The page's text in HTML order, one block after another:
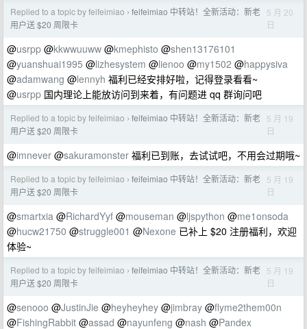
Replied to a topic by feifeimiao › feifeimiao 中转站！全新活动：新老
用户送 $20 周限卡
5 月 20
日
@usrpp @kkwwuuww @kmephisto @shen13176101
@yuanshuai1995 @lizhesystem @lienoo @my1502 @happysiva
@adamwang @lennyh 福利已经安排好啦，记得登录看看~
@usrpp 国内理论上能放访问到来着，有问题进 qq 群询问吧
Replied to a topic by feifeimiao › feifeimiao 中转站！全新活动：新老
用户送 $20 周限卡
5 月 19
日
@imnever @sakuramonster 福利已到账，去试试吧，不用会过期哦~
Replied to a topic by feifeimiao › feifeimiao 中转站！全新活动：新老
用户送 $20 周限卡
5 月 19
日
@smartxia @RichardYyf @mouseman @ljspython @me1onsoda
@hucw21750 @struggle001 @Nexone 已补上 $20 注册福利，欢迎
体验~
Replied to a topic by feifeimiao › feifeimiao 中转站！全新活动：新老
用户送 $20 周限卡
5 月 19
日
@senooo @JustinJie @heyheyhey @jimbray @flyme2them00n
@FishingRabbit @assad @nayunfeng @nash @Pandex